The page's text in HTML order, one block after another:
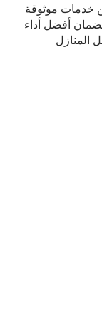
خدمات موثوقة
أفضل أداء
المنازل